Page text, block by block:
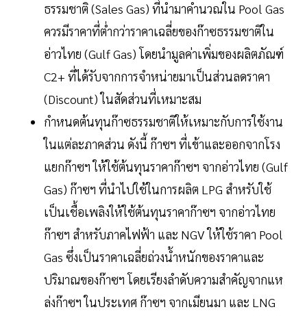
ธรรมชาติ (Sales Gas) ที่นำมาคำนวณใน Pool Gas
ควรมีราคาที่ต่ำกว่าราคาเฉลี่ยของก๊าซธรรมชาติใน
อ่าวไทย (Gulf Gas) โดยนำมูลค่าเพิ่มของผลิตภัณฑ์
C2+ ที่ได้รับจากการจำหน่ายมาเป็นส่วนลดราคา
(Discount) ในสัดส่วนที่เหมาะสม
กำหนดต้นทุนก๊าซธรรมชาติให้เหมาะกับการใช้งาน
ในแต่ละภาคส่วน ดังนี้ ก๊าซฯ ที่เข้าและออกจากโรง
แยกก๊าซฯ ให้ใช้ต้นทุนราคาก๊าซฯ จากอ่าวไทย (Gulf
Gas) ก๊าซฯ ที่นำไปใช้ในการผลิต LPG สำหรับใช้
เป็นเชื้อเพลิงให้ใช้ต้นทุนราคาก๊าซฯ จากอ่าวไทย
ก๊าซฯ สำหรับภาคไฟฟ้า และ NGV ให้ใช้ราคา Pool
Gas ซึ่งเป็นราคาเฉลี่ยถ่วงน้ำหนักของราคาและ
ปริมาณของก๊าซฯ โดยเรียงลำดับความสำคัญจากแห
ล่งก๊าซฯ ในประเทศ ก๊าซฯ จากเมียนมา และ LNG